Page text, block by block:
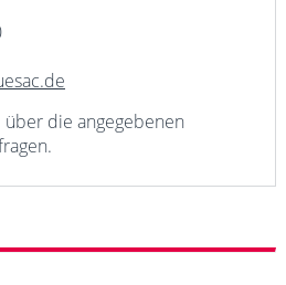
die angegebenen